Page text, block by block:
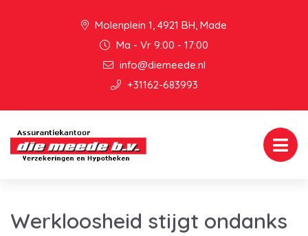
Molenplein 1, 4921 BH, Made
Ma - Vr 9:00 - 17:00
info@diemeede.nl
+31162-683993
Werkloosheid stijgt ondanks